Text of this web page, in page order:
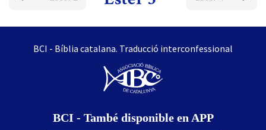
BCI - Bíblia catalana. Traducció interconfessional
BCI - També disponible en APP